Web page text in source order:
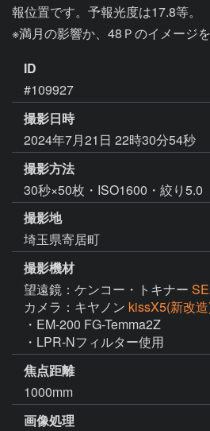
報位置です。予報光度は17.8等。
※満月の影響か、48Ｐのイメージ
ID
#109927
撮影日時
2024年7月21日 22時30分54秒
撮影方法
30秒×50枚・ISO1600・絞り5.0
撮影地
埼玉県寄居町
撮影機材
望遠鏡：ケンコー・トキナー
カメラ：キヤノン kissX5(新改
・EM-200 FG-Temma2Z
・LPR-Nフィルター使用
焦点距離
1000mm
画像処理